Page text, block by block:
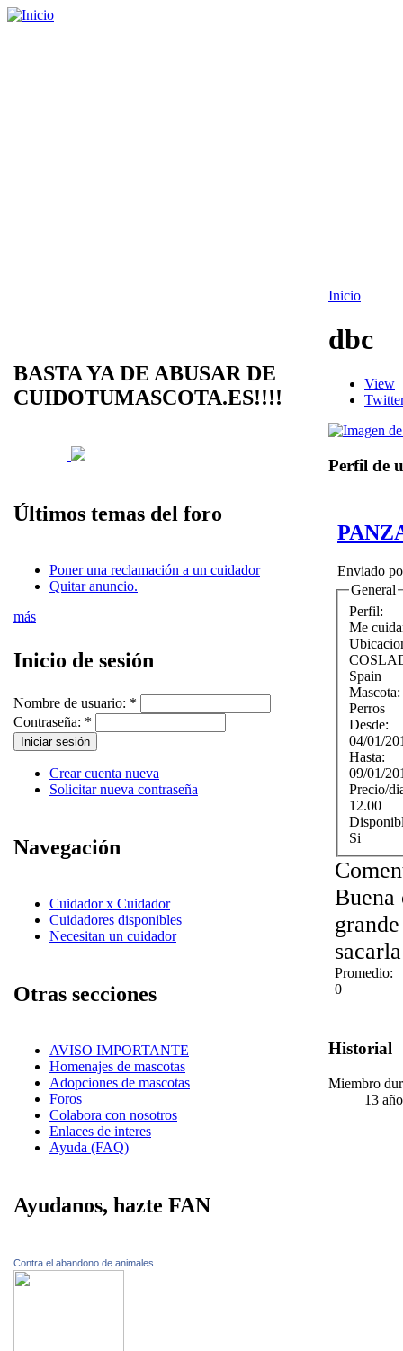
BASTA YA DE ABUSAR DE
CUIDOTUMASCOTA.ES!!!!
Últimos temas del foro
Poner una reclamación a un cuidador
Quitar anuncio.
más
Inicio de sesión
Nombre de usuario: *
Contraseña: *
Crear cuenta nueva
Solicitar nueva contraseña
Navegación
Cuidador x Cuidador
Cuidadores disponibles
Necesitan un cuidador
Otras secciones
AVISO IMPORTANTE
Homenajes de mascotas
Adopciones de mascotas
Foros
Colabora con nosotros
Enlaces de interes
Ayuda (FAQ)
Ayudanos, hazte FAN
Contra el abandono de animales
Inicio
dbc
View
Perfil de
Enviado
General
Perfil:
Me
Spain
Mascota:
Perros
Desde:
04/01/
Hasta:
09/01/
Precio/
12.00
Si
Buena
Promedio:
0
Historial
Miembro
13